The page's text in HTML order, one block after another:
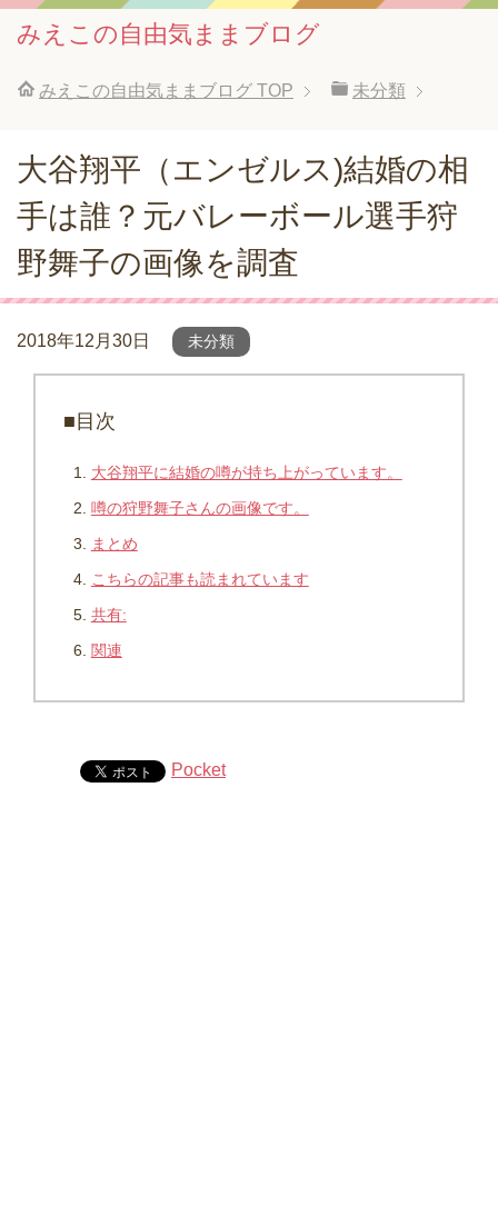
みえこの自由気ままブログ
みえこの自由気ままブログ TOP 未分類
大谷翔平（エンゼルス)結婚の相
手は誰？元バレーボール選手狩
野舞子の画像を調査
2018年12月30日 未分類
■目次
大谷翔平に結婚の噂が持ち上がっています。
噂の狩野舞子さんの画像です。
まとめ
こちらの記事も読まれています
共有:
関連
Pocket